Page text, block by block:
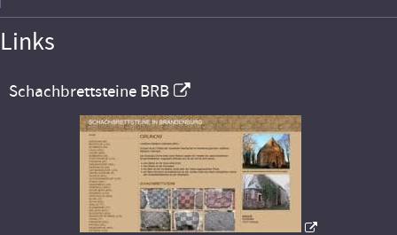
Links
Schachbrettsteine BRB